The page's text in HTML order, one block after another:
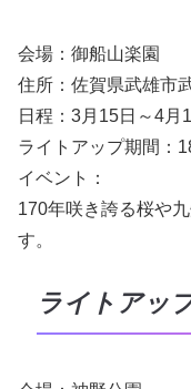
会場：御船山楽園
住所：佐賀県武雄市
日程：3月15日～4月
ライトアップ期間：
イベント：
170年咲き誇る桜や
す。
ライトアッ